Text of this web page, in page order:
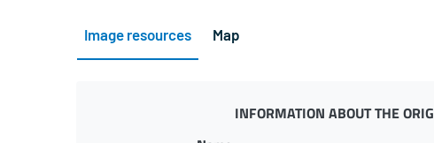
Image resources Map
INFORMATION ABOUT THE